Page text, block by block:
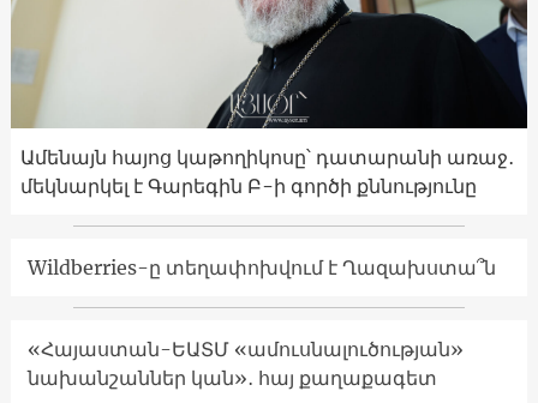
Ամենայն հայոց կաթողիկոսը՝ դատարանի առաջ․
մեկնարկել է Գարեգին Բ-ի գործի քննությունը
Wildberries-ը տեղափոխվում է Ղազախստա՞ն
«Հայաստան-ԵԱՏՄ «ամուսնալուծության»
նախանշաններ կան»․ հայ քաղաքագետ